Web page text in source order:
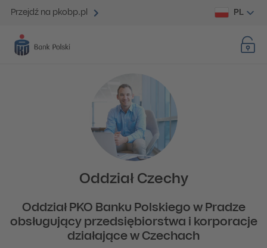
Przejdź na pkobp.pl PL
Oddział Czechy
Oddział PKO Banku Polskiego w Pradze
obsługujący przedsiębiorstwa i korporacje
działające w Czechach